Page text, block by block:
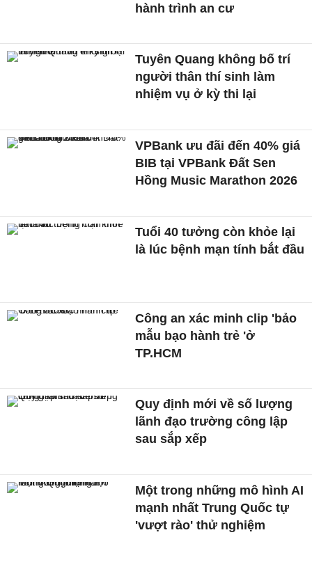
hành trình an cư
Tuyên Quang không bố trí
người thân thí sinh làm
nhiệm vụ ở kỳ thi lại
VPBank ưu đãi đến 40% giá
BIB tại VPBank Đất Sen
Hồng Music Marathon 2026
Tuổi 40 tưởng còn khỏe lại
là lúc bệnh mạn tính bắt đầu
Công an xác minh clip 'bảo
mẫu bạo hành trẻ 'ở
TP.HCM
Quy định mới về số lượng
lãnh đạo trường công lập
sau sắp xếp
Một trong những mô hình AI
mạnh nhất Trung Quốc tự
'vượt rào' thử nghiệm